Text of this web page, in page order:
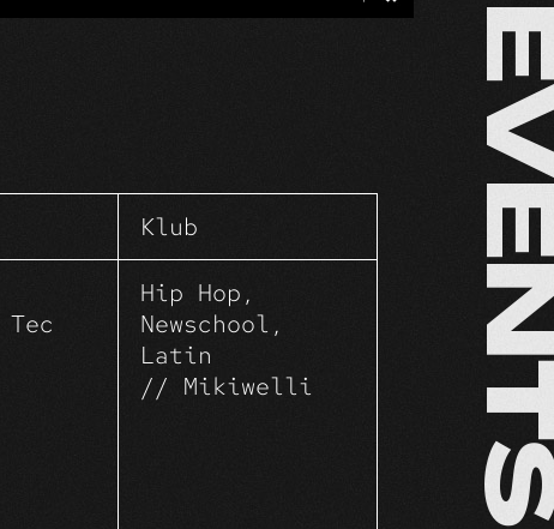
gutes
Klub
Hip Hop,
Newschool,
Latin
// Mikiwelli